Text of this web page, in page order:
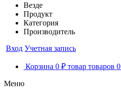
Везде
Продукт
Категория
Производитель
Вход Учетная запись
Корзина 0 ₽ товар товаров 0
Меню